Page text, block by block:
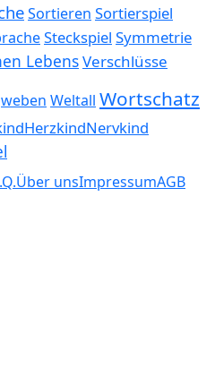
Sortieren Sortierspiel
Steckspiel Symmetrie
LebensVerschlüsse
weben Weltall Wortschatz
Über unsImpressumAGB